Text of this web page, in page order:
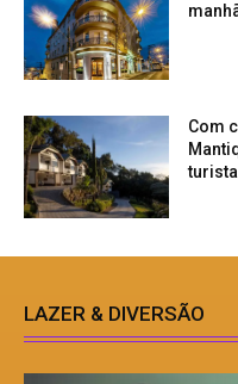
Com
LAZER & DIVERSÃO